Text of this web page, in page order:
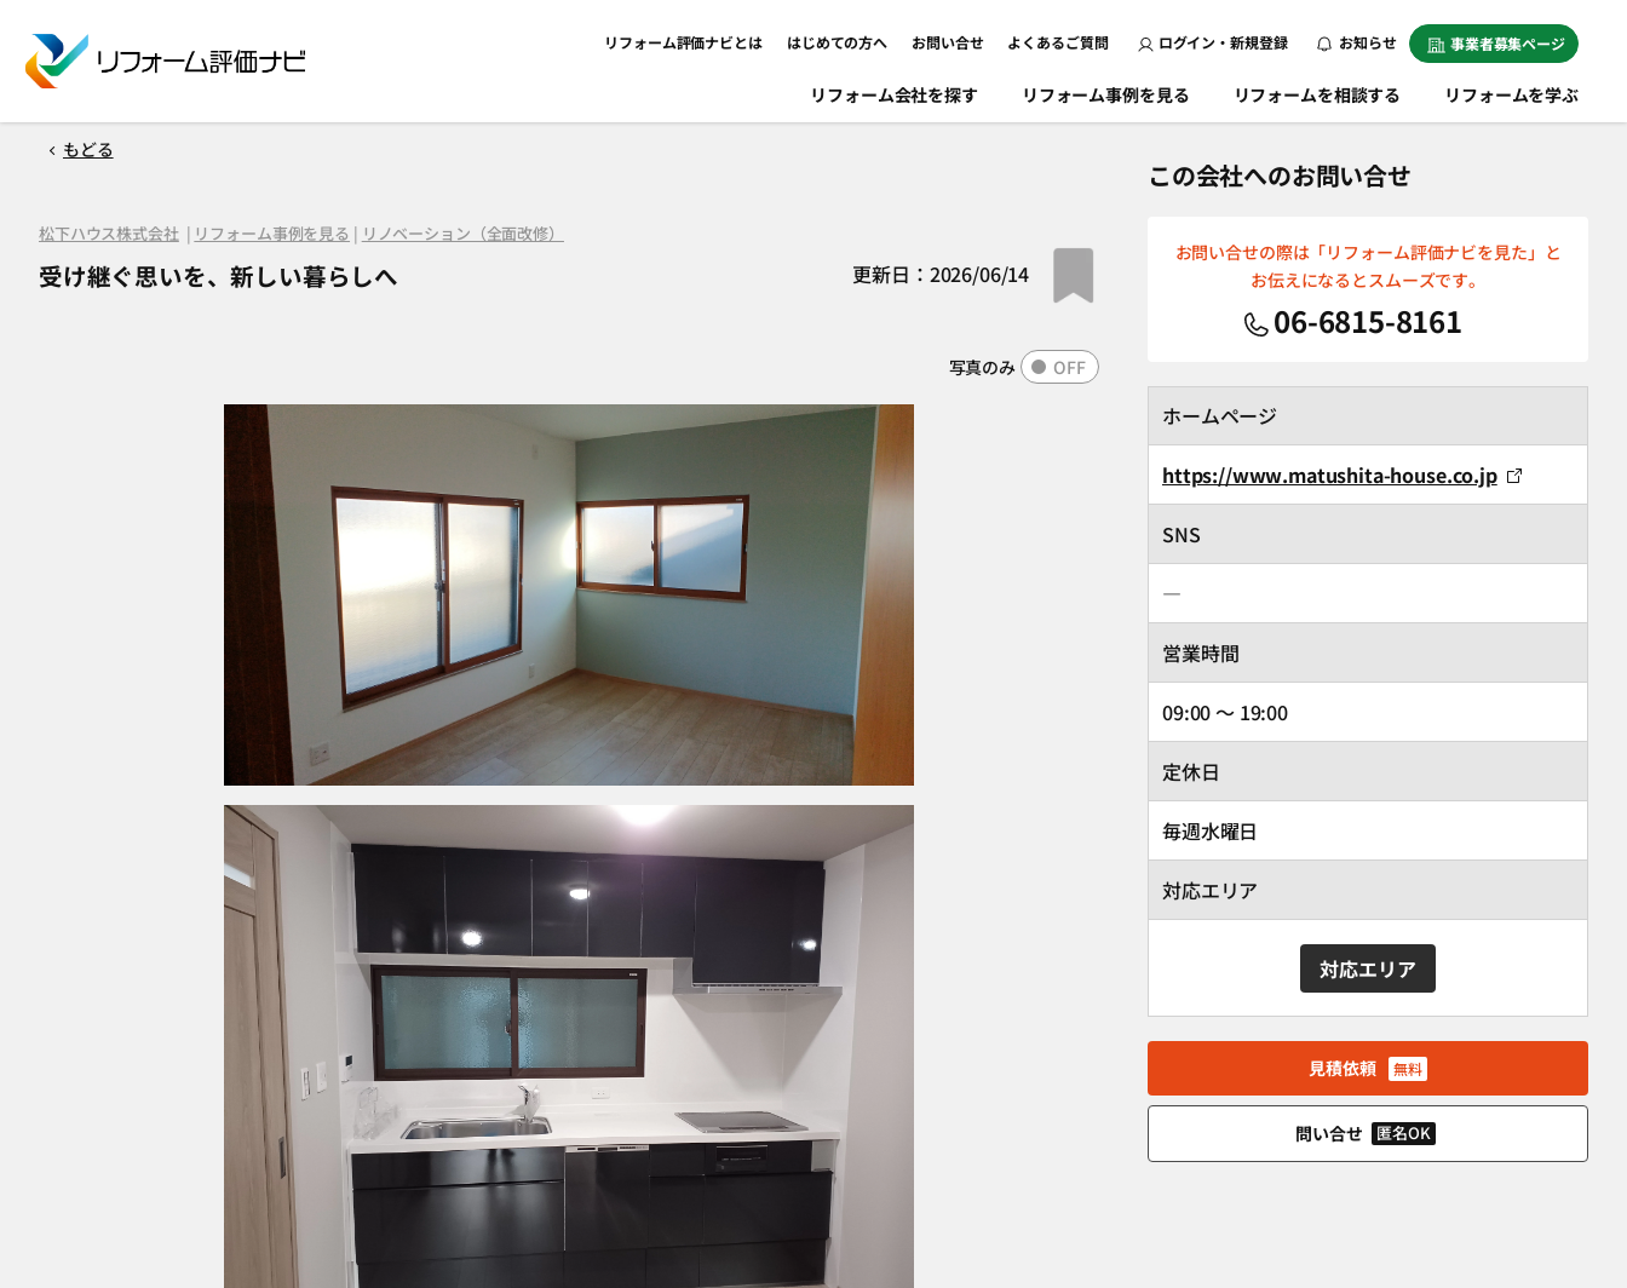
リフォーム評価ナビとは はじめての方へ お問い合せ よくあるご質問 ログイン・新規登録 お知らせ 事業者募集ページ
リフォーム会社を探す リフォーム事例を見る リフォームを相談する リフォームを学ぶ
もどる
更新日：2026/06/14
松下ハウス株式会社| リフォーム事例を見る | リノベーション（全面改修）
受け継ぐ思いを、新しい暮らしへ
写真のみ OFF
この会社へのお問い合せ
お問い合せの際は「リフォーム評価ナビを見た」と
お伝えになるとスムーズです。
06-6815-8161
ホームページ
https://www.matushita-house.co.jp
SNS
―
営業時間
09:00 ～ 19:00
定休日
毎週水曜日
対応エリア
対応エリア
見積依頼 無料
問い合せ 匿名OK